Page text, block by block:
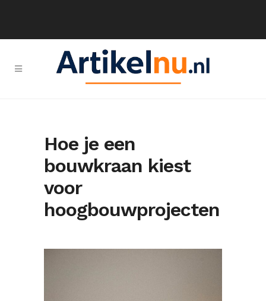
Hoe je een
bouwkraan kiest
voor
hoogbouwprojecten